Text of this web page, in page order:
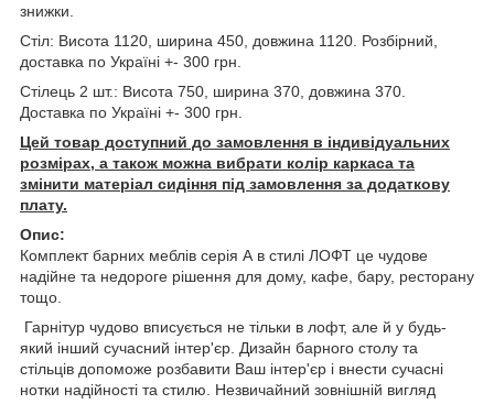
знижки.
Стіл: Висота 1120, ширина 450, довжина 1120. Розбірний,
доставка по Україні +- 300 грн.
Стілець 2 шт.: Висота 750, ширина 370, довжина 370.
Доставка по Україні +- 300 грн.
Цей товар доступний до замовлення в індивідуальних
розмірах, а також можна вибрати колір каркаса та
змінити матеріал сидіння під замовлення за додаткову
плату.
Опис:
Комплект барних меблів серія А в стилі ЛОФТ це чудове
надійне та недороге рішення для дому, кафе, бару, ресторану
тощо.
Гарнітур чудово вписується не тільки в лофт, але й у будь-
який інший сучасний інтер'єр. Дизайн барного столу та
стільців допоможе розбавити Ваш інтер'єр і внести сучасні
нотки надійності та стилю. Незвичайний зовнішній вигляд